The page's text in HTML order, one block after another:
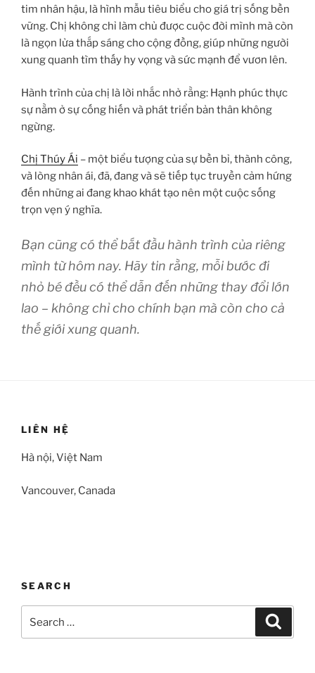
tim nhân hậu, là hình mẫu tiêu biểu cho giá trị sống bền
vững. Chị không chỉ làm chủ được cuộc đời mình mà còn
là ngọn lửa thắp sáng cho cộng đồng, giúp những người
xung quanh tìm thấy hy vọng và sức mạnh để vươn lên.
Hành trình của chị là lời nhắc nhở rằng: Hạnh phúc thực
sự nằm ở sự cống hiến và phát triển bản thân không
ngừng.
Chị Thúy Ái – một biểu tượng của sự bền bỉ, thành công,
và lòng nhân ái, đã, đang và sẽ tiếp tục truyền cảm hứng
đến những ai đang khao khát tạo nên một cuộc sống
trọn vẹn ý nghĩa.
Bạn cũng có thể bắt đầu hành trình của riêng
mình từ hôm nay. Hãy tin rằng, mỗi bước đi
nhỏ bé đều có thể dẫn đến những thay đổi lớn
lao – không chỉ cho chính bạn mà còn cho cả
thế giới xung quanh.
LIÊN HỆ
Hà nội, Việt Nam
Vancouver, Canada
SEARCH
for: